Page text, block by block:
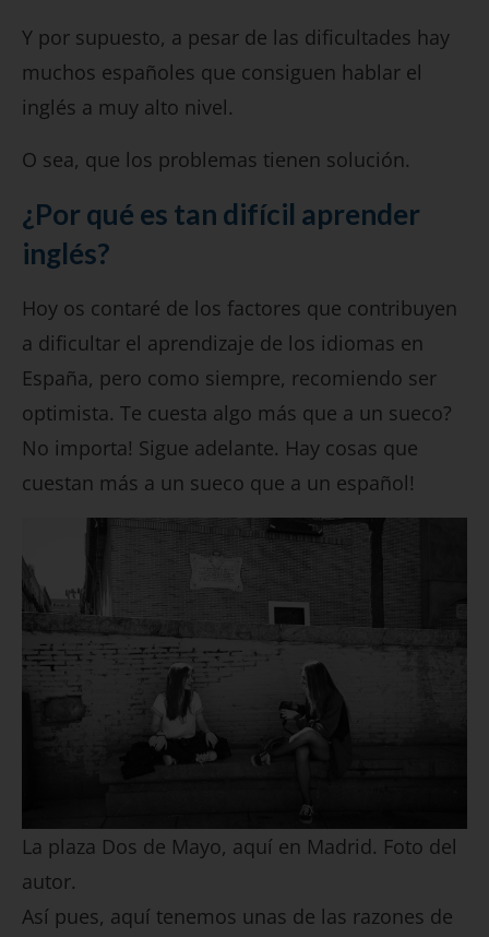
Y por supuesto, a pesar de las dificultades hay
muchos españoles que consiguen hablar el
inglés a muy alto nivel.
O sea, que los problemas tienen solución.
¿Por qué es tan difícil aprender
inglés?
Hoy os contaré de los factores que contribuyen
a dificultar el aprendizaje de los idiomas en
España, pero como siempre, recomiendo ser
optimista. Te cuesta algo más que a un sueco?
No importa! Sigue adelante. Hay cosas que
cuestan más a un sueco que a un español!
La plaza Dos de Mayo, aquí en Madrid. Foto del
autor.
Así pues, aquí tenemos unas de las razones de